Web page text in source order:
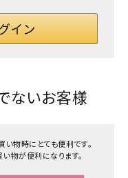
ないお客様
物時にとても便利です。
物が便利になります。